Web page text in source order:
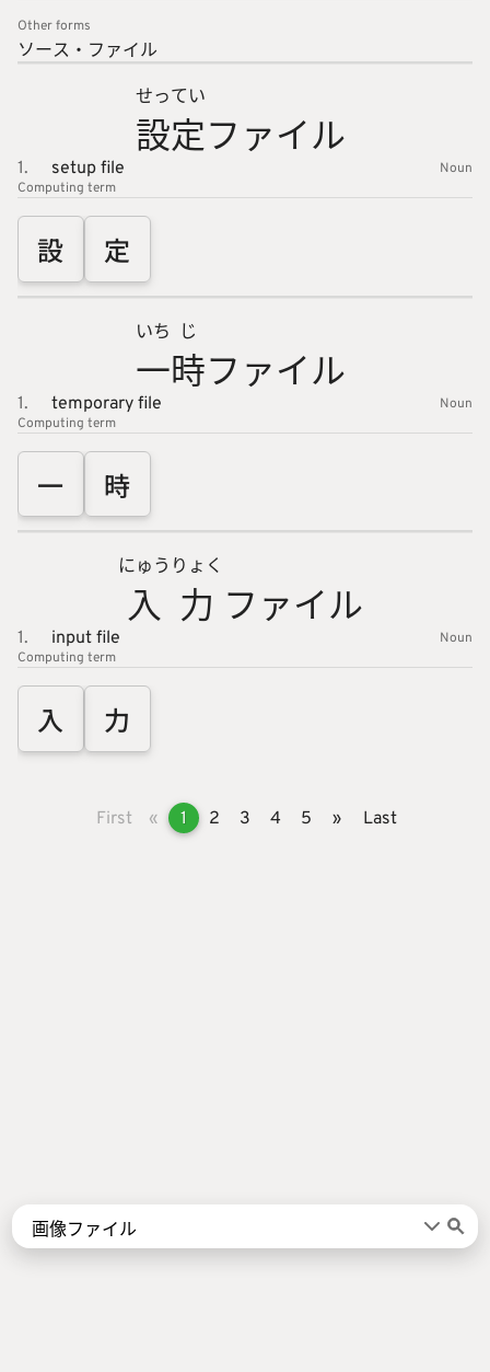
言葉 漢字
Other forms
ソース・ ファイル
設
せっ
定
てい
ファイル
1. setup file
Noun
Computing term
設 定
一
いち
時
じ
ファイル
1. temporary file
Noun
Computing term
一 時
入
にゅう
力
りょく
ファイル
1. input file
Noun
Computing term
入 力
First « 1 2 3 4 5 » Last